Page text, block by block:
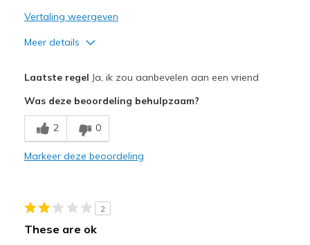
Vertaling weergeven
Meer details
Breathe Well
Comfortable
Minpunten
Laatste regel Ja, ik zou aanbevelen aan een vriend
Was deze beoordeling behulpzaam?
2 0
Markeer deze beoordeling
2
These are ok